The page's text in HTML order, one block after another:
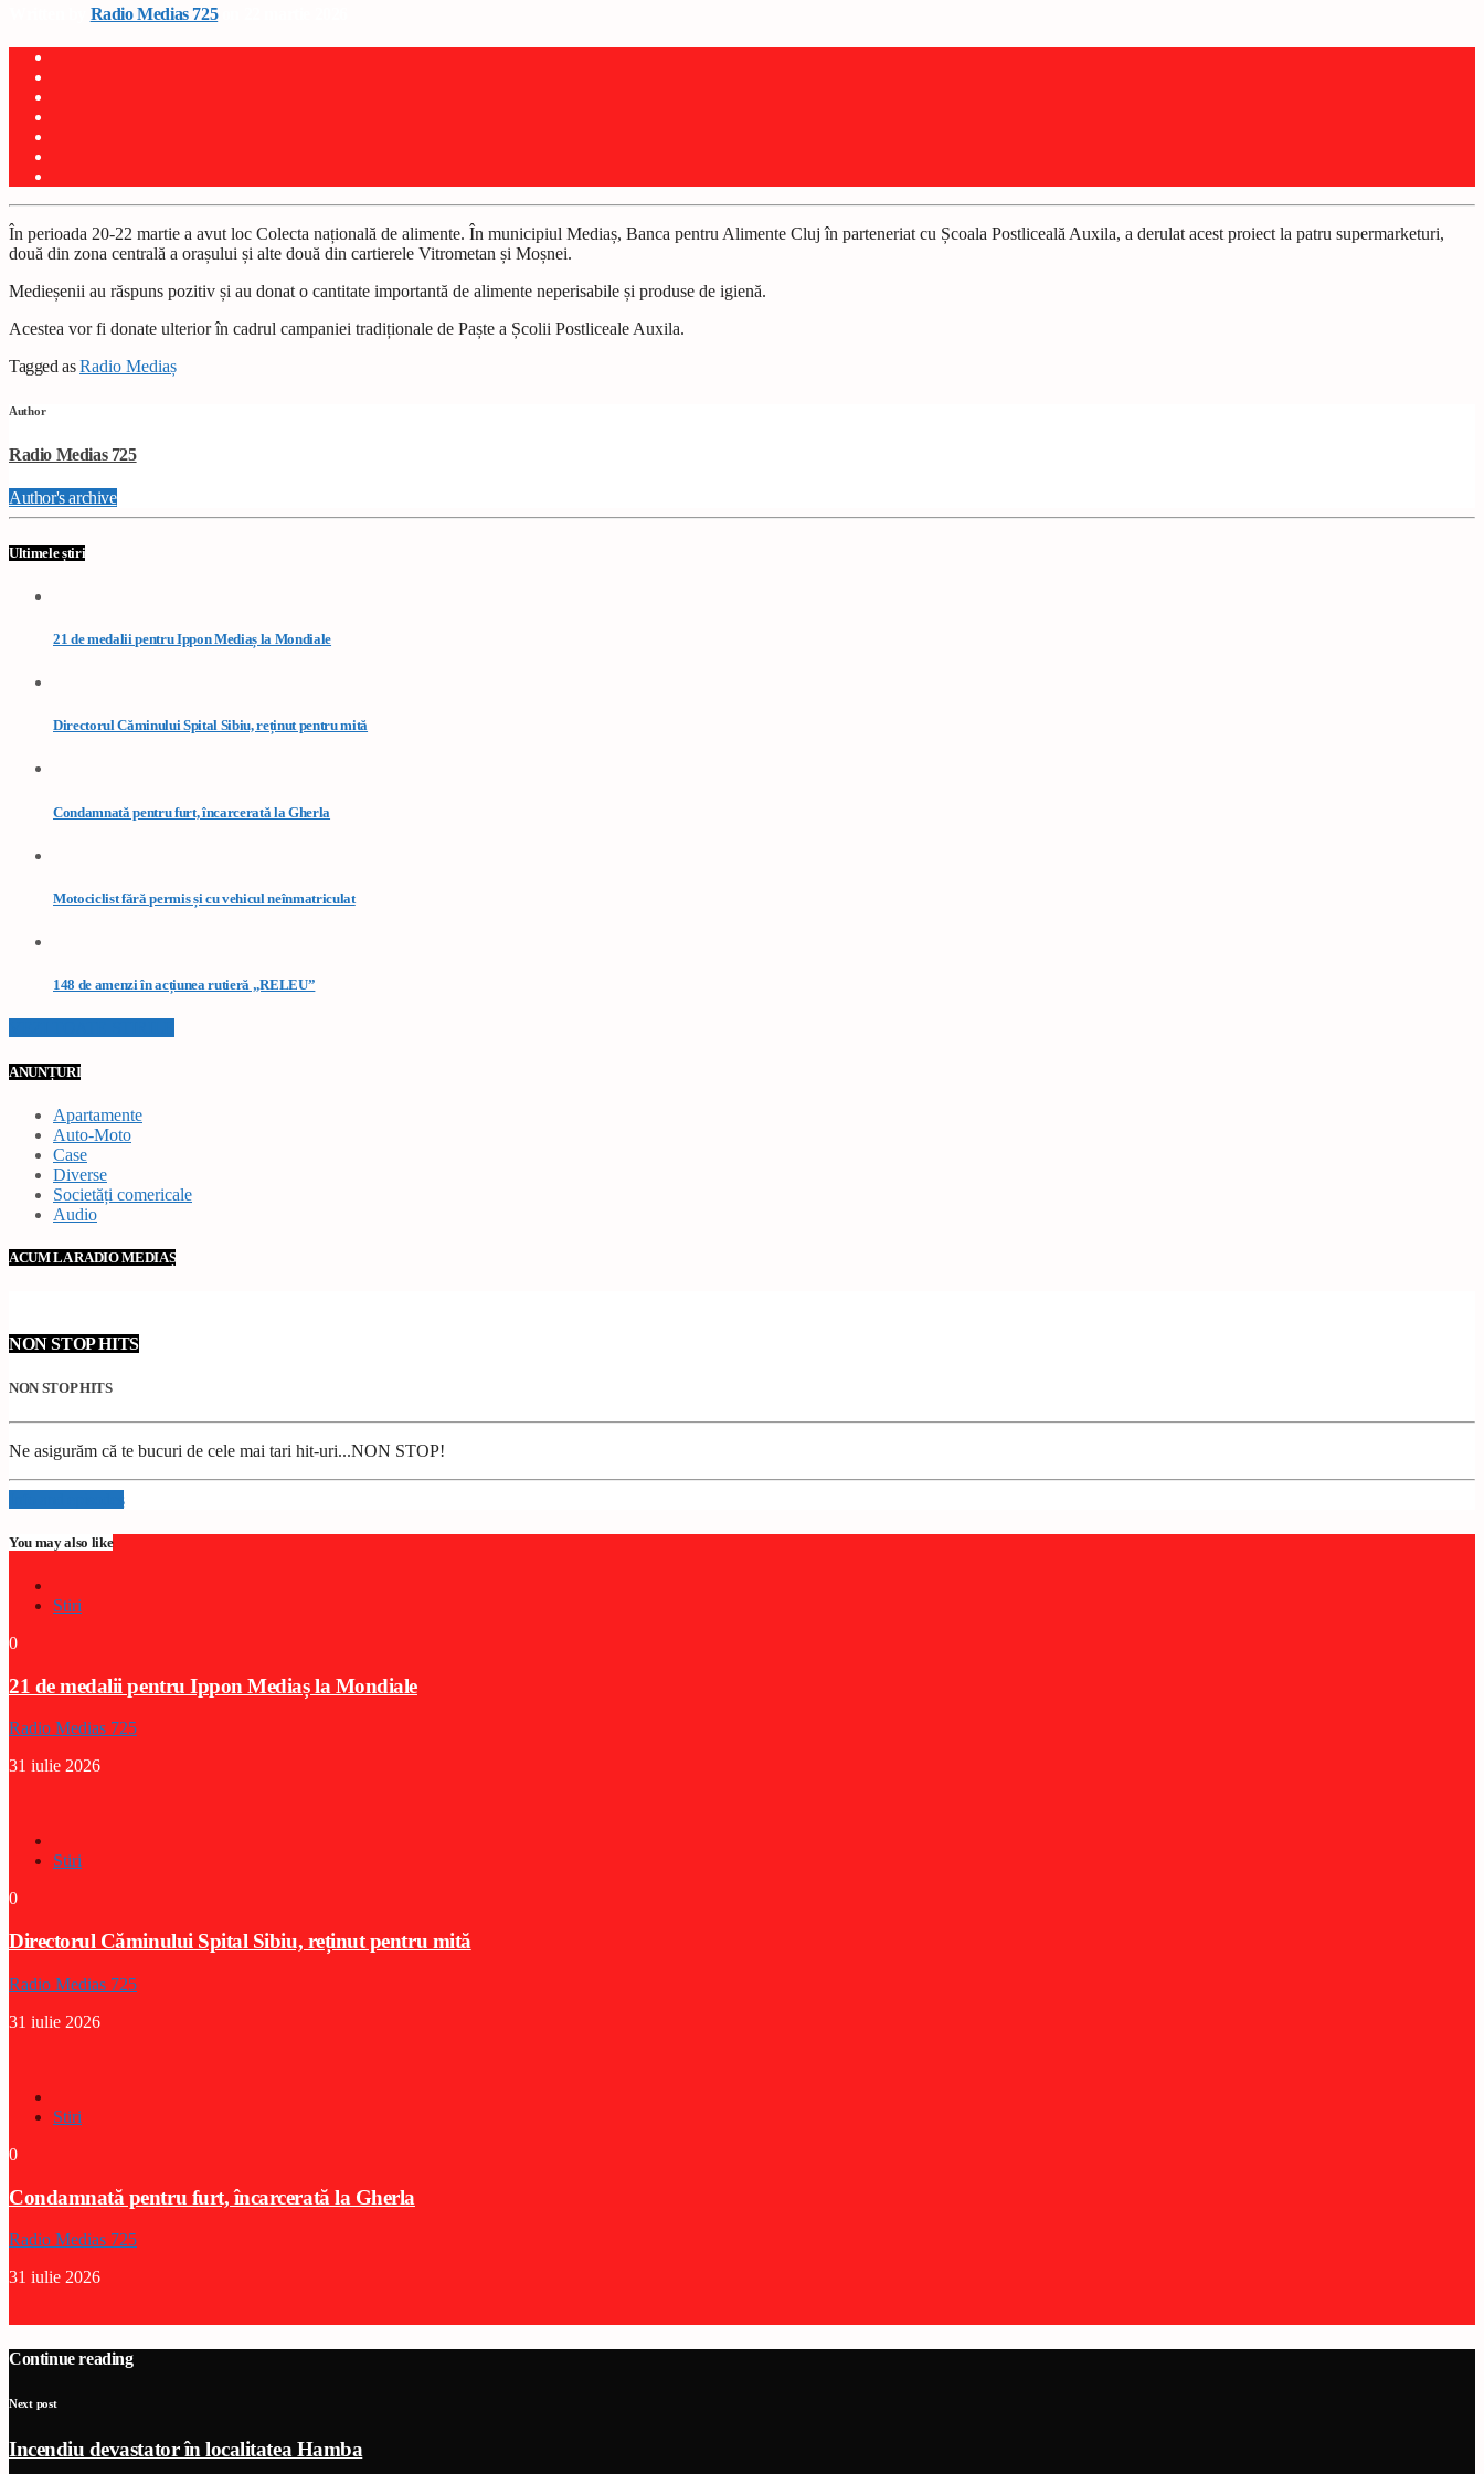
Radio Medias 725on 22 martie 2026
În perioada 20-22 martie a avut loc Colecta națională de alimente. În municipiul Mediaș, Banca pentru Alimente Cluj în parteneriat cu Școala Postliceală Auxila, a derulat acest proiect la patru supermarketuri,
două din zona centrală a orașului și alte două din cartierele Vitrometan și Moșnei.
Medieșenii au răspuns pozitiv și au donat o cantitate importantă de alimente neperisabile și produse de igienă.
Acestea vor fi donate ulterior în cadrul campaniei tradiționale de Paște a Școlii Postliceale Auxila.
Tagged asRadio Mediaș
Author
Radio Medias 725
Author's archive
Ultimele știri
21 de medalii pentru Ippon Mediaș la Mondiale
Directorul Căminului Spital Sibiu, reținut pentru mită
Condamnată pentru furt, încarcerată la Gherla
Motociclist fără permis și cu vehicul neînmatriculat
148 de amenzi în acțiunea rutieră „RELEU”
ANUNȚURI
Apartamente
Auto-Moto
Case
Diverse
Societăți comericale
Audio
ACUM LA RADIO MEDIAȘ
NON STOP HITS
NON STOP HITS
Ne asigurăm că te bucuri de cele mai tari hit-uri...NON STOP!
Info and episodes
You may also like
Stiri
0
21 de medalii pentru Ippon Mediaș la Mondiale
Radio Medias 725
31 iulie 2026
Stiri
0
Directorul Căminului Spital Sibiu, reținut pentru mită
Radio Medias 725
31 iulie 2026
Stiri
0
Condamnată pentru furt, încarcerată la Gherla
Radio Medias 725
31 iulie 2026
Continue reading
Next post
Incendiu devastator în localitatea Hamba